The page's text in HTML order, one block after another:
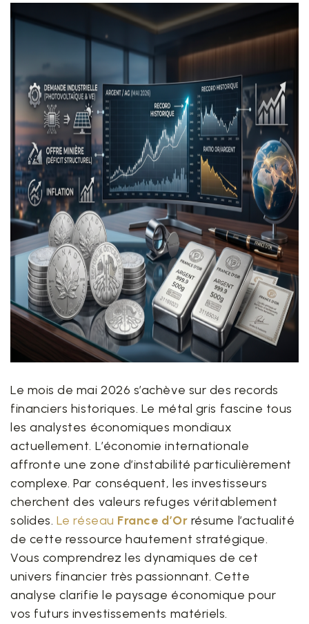
Le mois de mai 2026 s’achève sur des records
financiers historiques. Le métal gris fascine tous
les analystes économiques mondiaux
actuellement. L’économie internationale
affronte une zone d’instabilité particulièrement
complexe. Par conséquent, les investisseurs
cherchent des valeurs refuges véritablement
solides. Le réseau France d’Or résume l’actualité
de cette ressource hautement stratégique.
Vous comprendrez les dynamiques de cet
univers financier très passionnant. Cette
analyse clarifie le paysage économique pour
vos futurs investissements matériels.